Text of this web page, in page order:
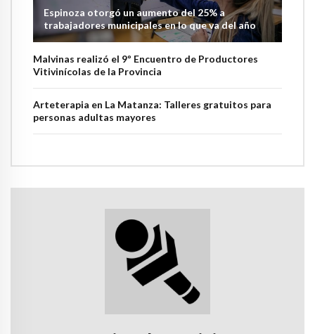
Espinoza otorgó un aumento del 25% a
trabajadores municipales en lo que va del año
Malvinas realizó el 9º Encuentro de Productores
Vitivinícolas de la Provincia
Arteterapia en La Matanza: Talleres gratuitos para
personas adultas mayores